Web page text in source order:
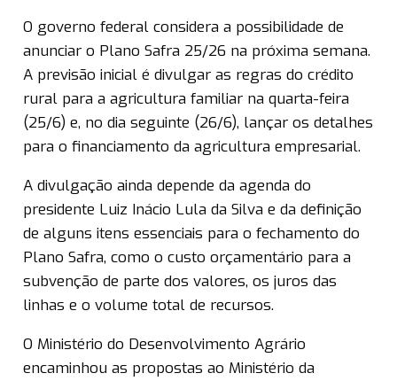
O governo federal considera a possibilidade de
anunciar o Plano Safra 25/26 na próxima semana.
A previsão inicial é divulgar as regras do crédito
rural para a agricultura familiar na quarta-feira
(25/6) e, no dia seguinte (26/6), lançar os detalhes
para o financiamento da agricultura empresarial.
A divulgação ainda depende da agenda do
presidente Luiz Inácio Lula da Silva e da definição
de alguns itens essenciais para o fechamento do
Plano Safra, como o custo orçamentário para a
subvenção de parte dos valores, os juros das
linhas e o volume total de recursos.
O Ministério do Desenvolvimento Agrário
encaminhou as propostas ao Ministério da